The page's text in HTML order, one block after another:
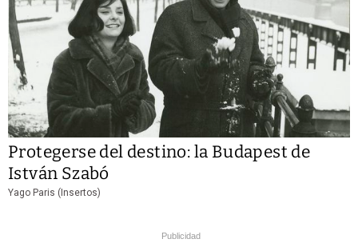
Protegerse del destino: la Budapest de
István Szabó
Yago Paris (Insertos)
Publicidad